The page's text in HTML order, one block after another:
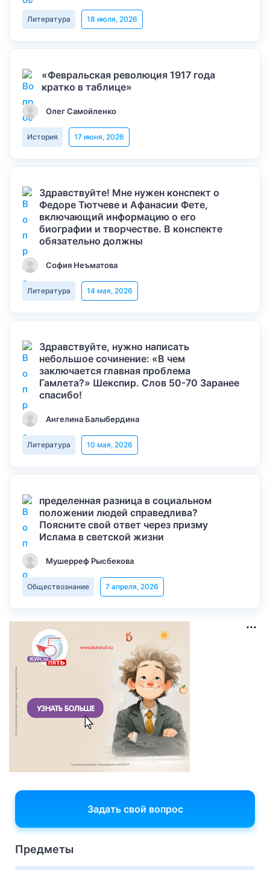
Литература 18 июля, 2026
«Февральская революция 1917 года
кратко в таблице»
Олег Самойленко
История 17 июня, 2026
Здравствуйте! Мне нужен конспект о
Федоре Тютчеве и Афанасии Фете,
включающий информацию о его
биографии и творчестве. В конспекте
обязательно должны
София Неъматова
Литература 14 мая, 2026
Здравствуйте, нужно написать
небольшое сочинение: «В чем
заключается главная проблема
Гамлета?» Шекспир. Слов 50-70 Заранее
спасибо!
Ангелина Балыбердина
Литература 10 мая, 2026
пределенная разница в социальном
положении людей справедлива?
Поясните свой ответ через призму
Ислама в светской жизни
Мушерреф Рысбекова
Обществознание 7 апреля, 2026
Задать свой вопрос
Предметы